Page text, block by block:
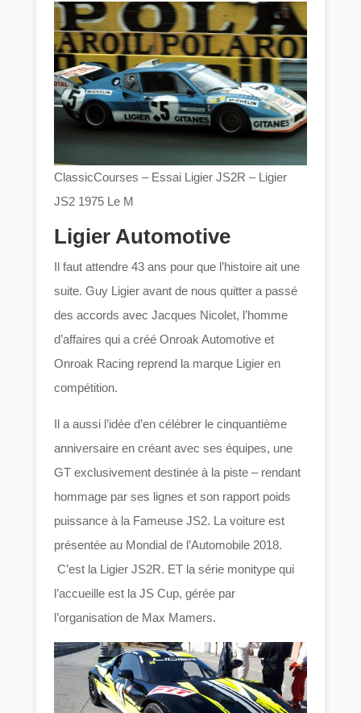
ClassicCourses – Essai Ligier JS2R – Ligier
JS2 1975 Le M
Ligier Automotive
Il faut attendre 43 ans pour que l’histoire ait une
suite. Guy Ligier avant de nous quitter a passé
des accords avec Jacques Nicolet, l’homme
d’affaires qui a créé Onroak Automotive et
Onroak Racing reprend la marque Ligier en
compétition.
Il a aussi l’idée d’en célébrer le cinquantième
anniversaire en créant avec ses équipes, une
GT exclusivement destinée à la piste – rendant
hommage par ses lignes et son rapport poids
puissance à la Fameuse JS2. La voiture est
présentée au Mondial de l’Automobile 2018.
C’est la Ligier JS2R. ET la série monitype qui
l’accueille est la JS Cup, gérée par
l’organisation de Max Mamers.